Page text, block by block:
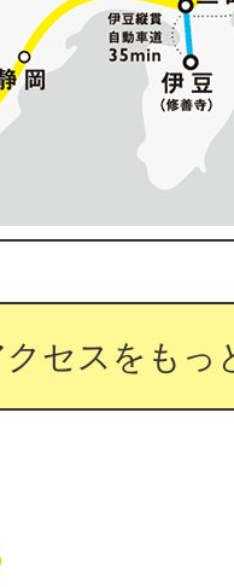
クセスをもっ